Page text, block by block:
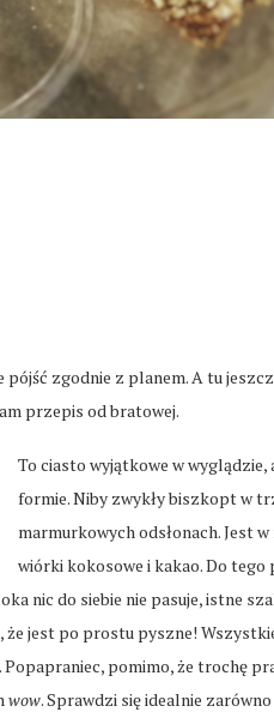
zgodnie z planem. A tu
przepis od bratowej.
To ciasto wyjątkowe w wyglądzie,
formie. Niby zwykły biszkopt w
marmurkowych odsłonach. Jest w
wiórki kokosowe i kakao. Do tego
nic do siebie nie pasuje, istne
że jest po prostu pyszne!
Popapraniec, pomimo, że trochę
wow. Sprawdzi się idealnie